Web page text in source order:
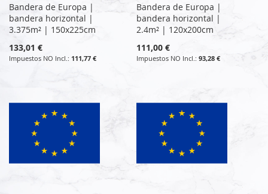
Bandera de Europa |
bandera horizontal |
3.375m² | 150x225cm
133,01 €
111,77 €
Bandera de Europa |
bandera horizontal |
2.4m² | 120x200cm
111,00 €
93,28 €